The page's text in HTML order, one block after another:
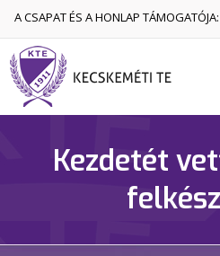
A CSAPAT ÉS A HONLAP TÁMOGATÓJA:
Kezdetét